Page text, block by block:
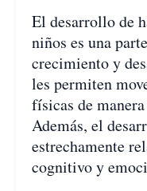
El desarrollo de
niños es una
crecimiento y
les permiten
físicas de
Además, el
estrechamente
cognitivo y